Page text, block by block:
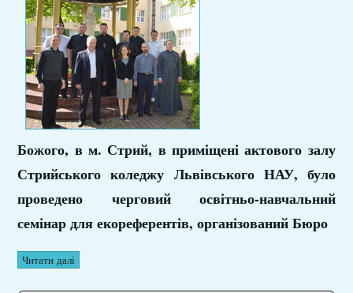
Божого, в м. Стрий, в приміщені актового залу
Стрийського коледжу Львівського НАУ, було
проведено черговий освітньо-навчальний
семінар для екореферентів, організований Бюро
Читати далі